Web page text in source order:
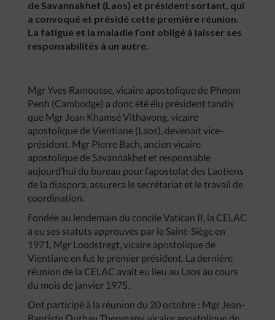
de Savannakhet (Laos) et président sortant, qui
a convoqué et présidé cette première réunion.
La fatigue et la maladie l’ont obligé à laisser ses
responsabilités à un autre.
Mgr Yves Ramousse, vicaire apostolique de Phnom
Penh (Cambodge) a donc été élu président tandis
que Mgr Jean Khamsé Vithavong, vicaire
apostolique de Vientiane (Laos), devenait vice-
président. Mgr Pierre Bach, ancien vicaire
apostolique de Savannakhet et responsable
aujourd’hui du bureau pour l’apostolat des Laotiens
de la diaspora, assurera le secrétariat et le travail de
coordination.
Fondée au lendemain du concile Vatican II, la CELAC
a eu ses statuts approuvés par le Saint-Siège en
1971. Mgr Loodstregt, vicaire apostolique de
Vientiane en fut le premier président. La dernière
réunion de la CELAC avait eu lieu au Laos au cours
du mois de janvier 1975.
Ont participé à la réunion du 20 octobre : Mgr Jean-